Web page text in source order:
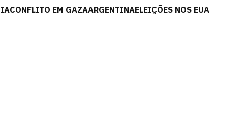
CONFLITO EM GAZAARGENTINAELEIÇÕES NOS EUA